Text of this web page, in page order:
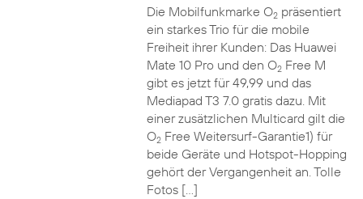
Die Mobilfunkmarke O2präsentiert
ein starkes Trio für die mobile
Freiheit ihrer Kunden: Das Huawei
Mate 10 Pro und den O2Free M
gibt es jetzt für 49,99 und das
Mediapad T3 7.0 gratis dazu. Mit
einer zusätzlichen Multicard gilt die
O2Free Weitersurf-Garantie1) für
beide Geräte und Hotspot-Hopping
gehört der Vergangenheit an. Tolle
Fotos […]